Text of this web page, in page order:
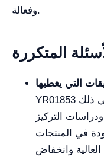
وفعالة.
المتكررة
YR01853 مثاليًا للتطبيقات المخبرية، بما في ذلك
التركيز
في المنتجات
العالية وانخفاض